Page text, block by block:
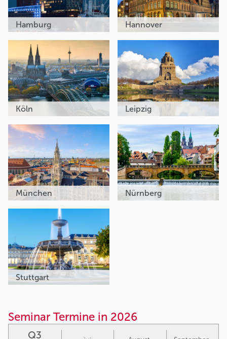
Hamburg Hannover
Köln Leipzig
München Nürnberg
Stuttgart
Seminar Termine in 2026
Q3